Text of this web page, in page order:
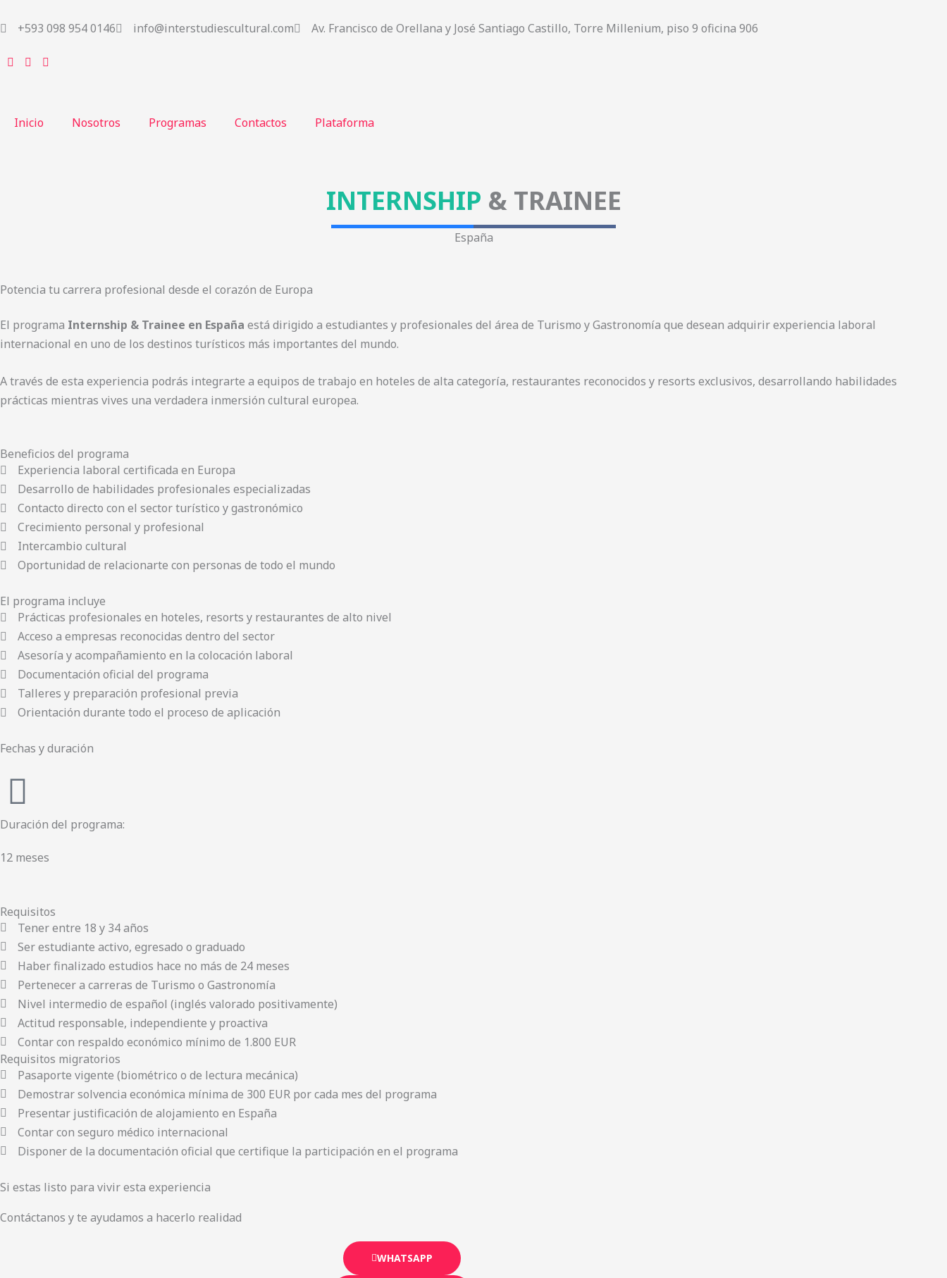
al
+593 098 954 0146 info@interstudiescultural.com Av. Francisco de Orellana y José Santiago Castillo, Torre Millenium, piso 9 oficina 906
Inicio Nosotros Programas Contactos Plataforma
INTERNSHIP & TRAINEE
España
Potencia tu carrera profesional desde el corazón de Europa
El programa Internship & Trainee en España está dirigido a estudiantes y profesionales del área de Turismo y Gastronomía que desean adquirir experiencia laboral
internacional en uno de los destinos turísticos más importantes del mundo.
A través de esta experiencia podrás integrarte a equipos de trabajo en hoteles de alta categoría, restaurantes reconocidos y resorts exclusivos, desarrollando habilidades
prácticas mientras vives una verdadera inmersión cultural europea.
Beneficios del programa
Experiencia laboral certificada en Europa
Desarrollo de habilidades profesionales especializadas
Contacto directo con el sector turístico y gastronómico
Crecimiento personal y profesional
Intercambio cultural
Oportunidad de relacionarte con personas de todo el mundo
El programa incluye
Prácticas profesionales en hoteles, resorts y restaurantes de alto nivel
Acceso a empresas reconocidas dentro del sector
Asesoría y acompañamiento en la colocación laboral
Documentación oficial del programa
Talleres y preparación profesional previa
Orientación durante todo el proceso de aplicación
Fechas y duración
Duración del programa:
12 meses
Requisitos
Tener entre 18 y 34 años
Ser estudiante activo, egresado o graduado
Haber finalizado estudios hace no más de 24 meses
Pertenecer a carreras de Turismo o Gastronomía
Nivel intermedio de español (inglés valorado positivamente)
Actitud responsable, independiente y proactiva
Contar con respaldo económico mínimo de 1.800 EUR
Requisitos migratorios
Pasaporte vigente (biométrico o de lectura mecánica)
Demostrar solvencia económica mínima de 300 EUR por cada mes del programa
Presentar justificación de alojamiento en España
Contar con seguro médico internacional
Disponer de la documentación oficial que certifique la participación en el programa
Si estas listo para vivir esta experiencia
Contáctanos y te ayudamos a hacerlo realidad
WHATSAPP